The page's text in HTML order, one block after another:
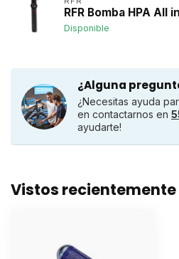
RFR Bomba HPA All
Disponible
¿Alguna
¿Necesitas ayuda
en contactarnos en
ayudarte!
Vistos recientemente